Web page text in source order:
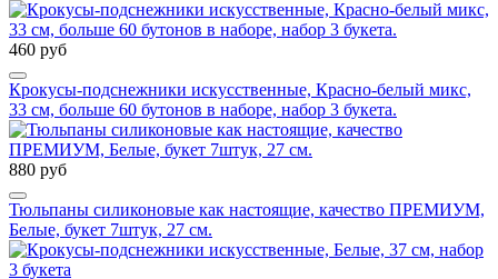
460 руб
Крокусы-подснежники искусственные, Красно-белый микс,
33 см, больше 60 бутонов в наборе, набор 3 букета.
880 руб
Тюльпаны силиконовые как настоящие, качество ПРЕМИУМ,
Белые, букет 7штук, 27 см.